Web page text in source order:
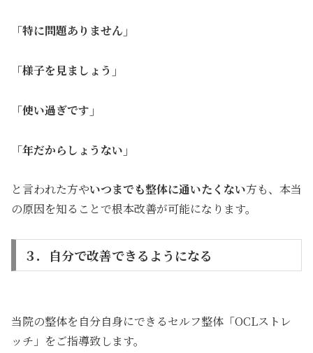
「特に問題ありません」
「様子を見ましょう」
「使い過ぎです」
「年だからしょうない」
と言われた方やいつまでも整体に通いたくない方も、本当
の原因を知ることで根本改善が可能になります。
３．自分で改善できるようになる
当院の整体を自分自身にできるセルフ整体「OCLストレ
ッチ」をご指導致します。